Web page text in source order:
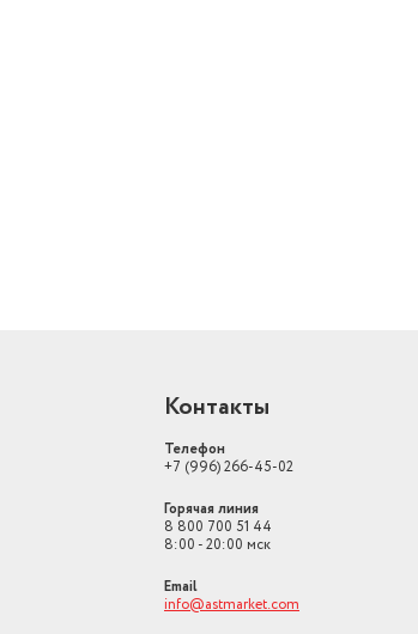
Контакты
Телефон
+7 (996) 266-45-02
Горячая линия
8 800 700 51 44
8:00 - 20:00 мск
Email
info@astmarket.com